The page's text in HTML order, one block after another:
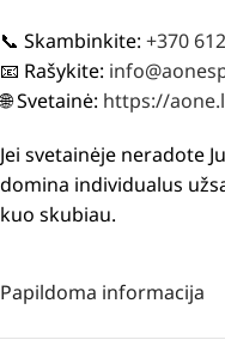
📞 Skambinkite: +370
📧 Rašykite:
🌐 Svetainė: https://
Jei svetainėje neradote
domina individualus
kuo skubiau.
Papildoma informacija